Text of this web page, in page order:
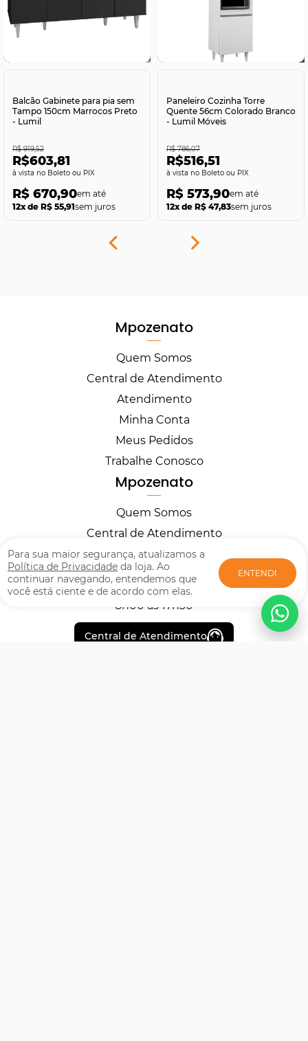
Para sua maior segurança, atualizamos a
Política de Privacidade da loja. Ao
continuar navegando, entendemos que
você está ciente e de acordo com elas.
ENTENDI
Balcão Gabinete para pia sem
Tampo 150cm Marrocos Preto
- Lumil
R$603,81
no Boleto ou PIX
R$ 919,52
R$ 670,90
12x de R$ 55,91sem juros
Paneleiro Cozinha Torre
Quente 56cm Colorado Branco
- Lumil Móveis
R$516,51
no Boleto ou PIX
R$ 786,07
R$ 573,90
12x de R$ 47,83sem juros
Mpozenato
Quem Somos
Central de Atendimento
Atendimento
Minha Conta
Meus Pedidos
Trabalhe Conosco
Mpozenato
Quem Somos
Central de Atendimento
Horários
Segunda à Sexta
8h00 às 17h30
Central de Atendimento